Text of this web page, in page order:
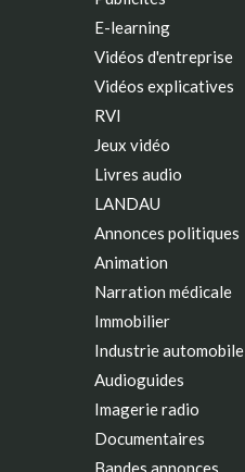
E-learning
Vidéos d'entreprise
Vidéos explicatives
RVI
Jeux vidéo
Livres audio
LANDAU
Annonces politiques
Animation
Narration médicale
Immobilier
Industrie automobile
Audioguides
Imagerie radio
Documentaires
Bandes annonces